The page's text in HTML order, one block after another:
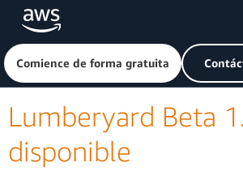
Saltar al contenido principal
Haga clic aquí para volver a la
Comience de forma gratuita
Lumberyard Beta
disponible